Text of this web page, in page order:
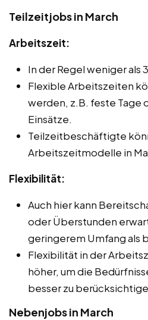
Teilzeitjobs in March
Arbeitszeit:
In der Regel weniger als
Flexible Arbeitszeiten
werden, z.B. feste Tage
Einsätze.
Teilzeitbeschäftigte
Arbeitszeitmodelle in
Flexibilität:
Auch hier kann
oder Überstunden
geringerem Umfang als
Flexibilität in der
höher, um die
besser zu
Nebenjobs in March